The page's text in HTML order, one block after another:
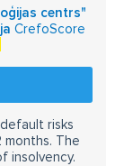
centrs"
CrefoScore
risks
The
insolvency.